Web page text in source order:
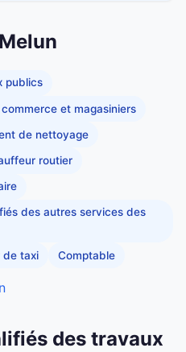
publics
et magasiniers
de nettoyage
routier
des autres services des
de taxi Comptable
des travaux